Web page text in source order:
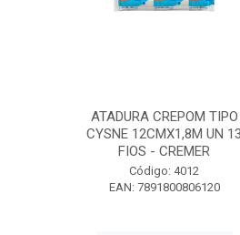
ATADURA CREPOM TIPO
CYSNE 12CMX1,8M UN 13
FIOS - CREMER
Código: 4012
EAN: 7891800806120